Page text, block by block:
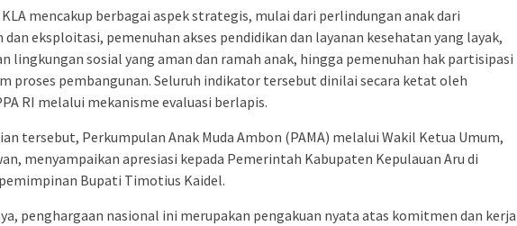
mencakup berbagai aspek strategis, mulai dari perlindungan anak dari
dan eksploitasi, pemenuhan akses pendidikan dan layanan kesehatan yang layak,
lingkungan sosial yang aman dan ramah anak, hingga pemenuhan hak partisipasi
proses pembangunan. Seluruh indikator tersebut dinilai secara ketat oleh
RI melalui mekanisme evaluasi berlapis.
tersebut, Perkumpulan Anak Muda Ambon (PAMA) melalui Wakil Ketua Umum,
menyampaikan apresiasi kepada Pemerintah Kabupaten Kepulauan Aru di
Bupati Timotius Kaidel.
penghargaan nasional ini merupakan pengakuan nyata atas komitmen dan kerja